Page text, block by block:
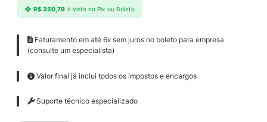
R$350,79 à vista no Pix ou Boleto
Faturamento em até 6x sem juros no boleto para empresa
(consulte um especialista)
Valor final já inclui todos os impostos e encargos
Suporte técnico especializado